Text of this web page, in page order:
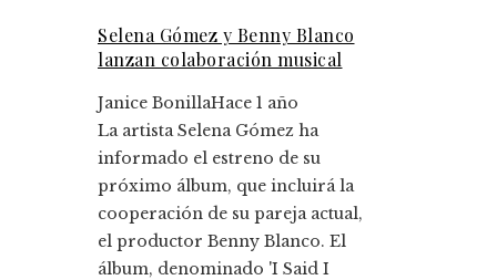
Selena Gómez y Benny Blanco
lanzan colaboración musical
Janice BonillaHace 1 año
La artista Selena Gómez ha
informado el estreno de su
próximo álbum, que incluirá la
cooperación de su pareja actual,
el productor Benny Blanco. El
álbum, denominado 'I Said I